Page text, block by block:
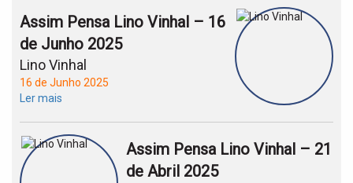
Assim Pensa Lino Vinhal – 16
de Junho 2025
Lino Vinhal
16 de Junho 2025
Ler mais
Assim Pensa Lino Vinhal – 21
de Abril 2025